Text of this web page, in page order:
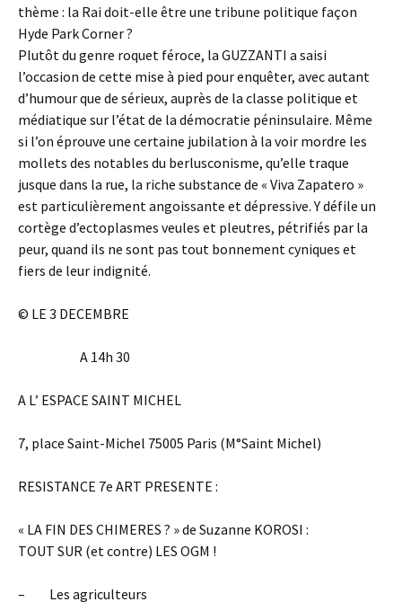
thème : la Rai doit-elle être une tribune politique façon
Hyde Park Corner ?
Plutôt du genre roquet féroce, la GUZZANTI a saisi
l’occasion de cette mise à pied pour enquêter, avec autant
d’humour que de sérieux, auprès de la classe politique et
médiatique sur l’état de la démocratie péninsulaire. Même
si l’on éprouve une certaine jubilation à la voir mordre les
mollets des notables du berlusconisme, qu’elle traque
jusque dans la rue, la riche substance de « Viva Zapatero »
est particulièrement angoissante et dépressive. Y défile un
cortège d’ectoplasmes veules et pleutres, pétrifiés par la
peur, quand ils ne sont pas tout bonnement cyniques et
fiers de leur indignité.
© LE 3 DECEMBRE
A 14h 30
A L’ ESPACE SAINT MICHEL
7, place Saint-Michel 75005 Paris (M°Saint Michel)
RESISTANCE 7e ART PRESENTE :
« LA FIN DES CHIMERES ? » de Suzanne KOROSI :
TOUT SUR (et contre) LES OGM !
– Les agriculteurs